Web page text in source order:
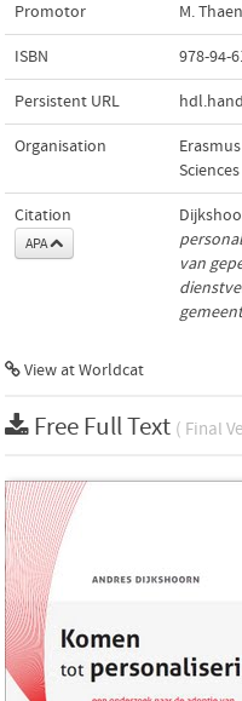
Promotor M.
ISBN 978-94-
Persistent URL
Organisation
Sciences
Citation
APA
van
View at Worldcat
Free Full Text ( Final